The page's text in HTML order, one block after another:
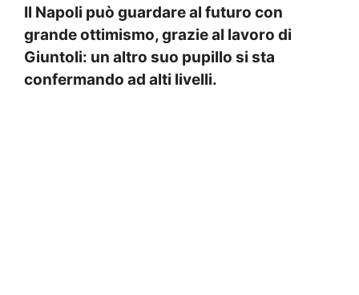
Il Napoli può guardare al futuro con
grande ottimismo, grazie al lavoro di
Giuntoli: un altro suo pupillo si sta
confermando ad alti livelli.